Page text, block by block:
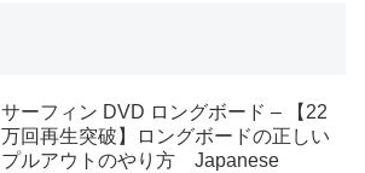
サーフィン DVD ロングボード – 【22
万回再生突破】ロングボードの正しい
プルアウトのやり方 Japanese